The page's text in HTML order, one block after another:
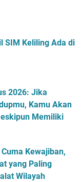
SIM Keliling Ada di
2026: Jika
Kamu Akan
Memiliki
Kewajiban,
yang Paling
Wilayah